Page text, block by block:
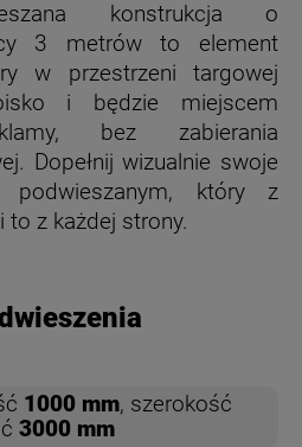
konstrukcja o
3 metrów to element
w przestrzeni targowej
i będzie miejscem
bez zabierania
Dopełnij wizualnie swoje
podwieszanym, który z
to z każdej strony.
1000 mm, szerokość
3000 mm